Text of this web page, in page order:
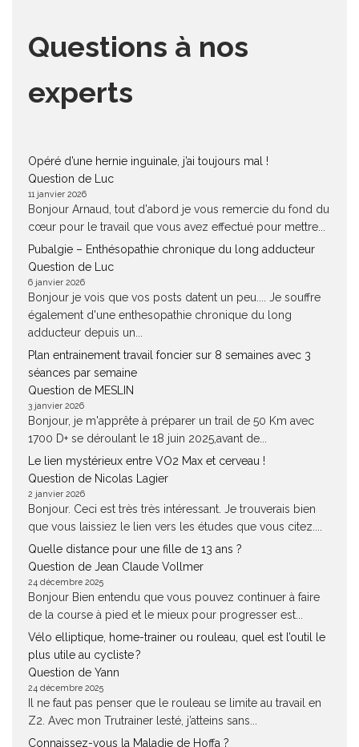
Questions à nos
experts
Opéré d’une hernie inguinale, j’ai toujours mal !
Question de Luc
11 janvier 2026
Bonjour Arnaud, tout d'abord je vous remercie du fond du
cœur pour le travail que vous avez effectué pour mettre...
Pubalgie – Enthésopathie chronique du long adducteur
Question de Luc
6 janvier 2026
Bonjour je vois que vos posts datent un peu.... Je souffre
également d'une enthesopathie chronique du long
adducteur depuis un...
Plan entrainement travail foncier sur 8 semaines avec 3
séances par semaine
Question de MESLIN
3 janvier 2026
Bonjour, je m'apprête à préparer un trail de 50 Km avec
1700 D+ se déroulant le 18 juin 2025,avant de...
Le lien mystérieux entre VO2 Max et cerveau !
Question de Nicolas Lagier
2 janvier 2026
Bonjour. Ceci est très très intéressant. Je trouverais bien
que vous laissiez le lien vers les études que vous citez....
Quelle distance pour une fille de 13 ans ?
Question de Jean Claude Vollmer
24 décembre 2025
Bonjour Bien entendu que vous pouvez continuer à faire
de la course à pied et le mieux pour progresser est...
Vélo elliptique, home-trainer ou rouleau, quel est l’outil le
plus utile au cycliste ?
Question de Yann
24 décembre 2025
Il ne faut pas penser que le rouleau se limite au travail en
Z2. Avec mon Trutrainer lesté, j’atteins sans...
Connaissez-vous la Maladie de Hoffa ?